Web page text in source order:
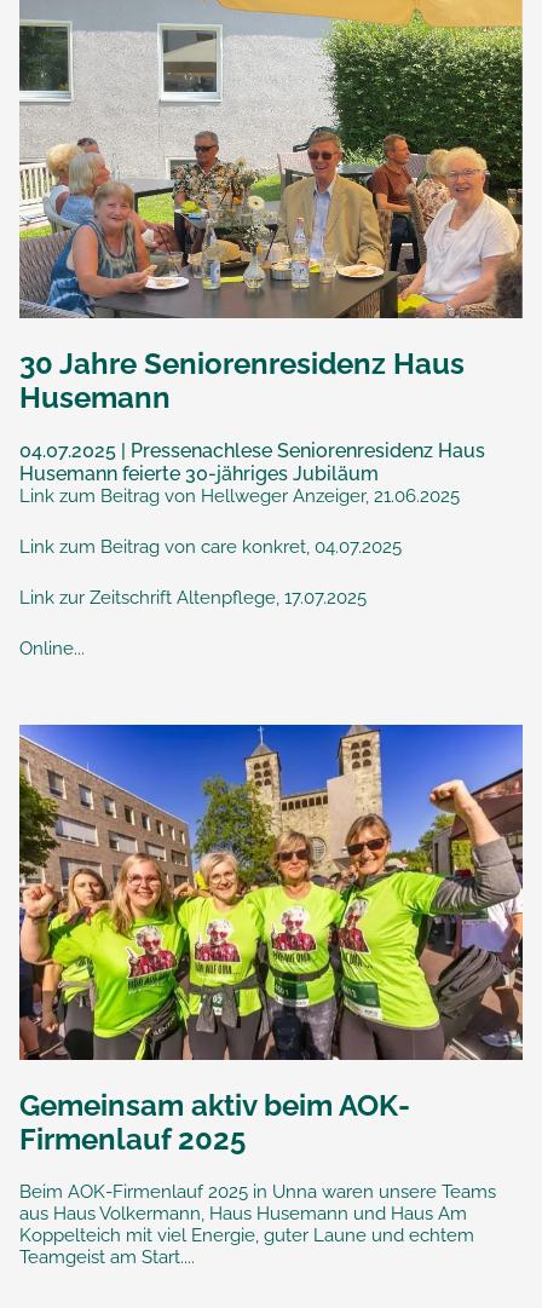
30 Jahre Seniorenresidenz Haus
Husemann
04.07.2025 | Pressenachlese Seniorenresidenz Haus
Husemann feierte 30-jähriges Jubiläum
Link zum Beitrag von Hellweger Anzeiger, 21.06.2025
Link zum Beitrag von care konkret, 04.07.2025
Link zur Zeitschrift Altenpflege, 17.07.2025
Online...
Gemeinsam aktiv beim AOK-
Firmenlauf 2025
Beim AOK-Firmenlauf 2025 in Unna waren unsere Teams
aus Haus Volkermann, Haus Husemann und Haus Am
Koppelteich mit viel Energie, guter Laune und echtem
Teamgeist am Start....